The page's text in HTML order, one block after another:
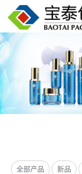
全部产品 新品